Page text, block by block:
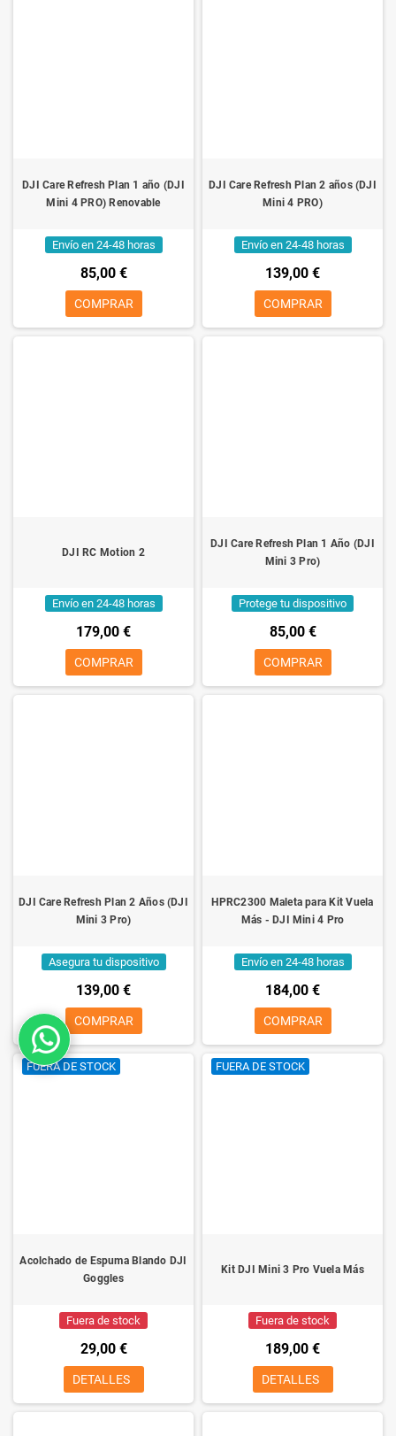
DJI Care Refresh Plan 1 año (DJI
Mini 4 PRO) Renovable
Envío en 24-48 horas
85,00 €
COMPRAR
DJI Care Refresh Plan 2 años (DJI
Mini 4 PRO)
Envío en 24-48 horas
139,00 €
COMPRAR
DJI RC Motion 2
Envío en 24-48 horas
179,00 €
COMPRAR
DJI Care Refresh Plan 1 Año (DJI
Mini 3 Pro)
Protege tu dispositivo
85,00 €
COMPRAR
DJI Care Refresh Plan 2 Años (DJI
Mini 3 Pro)
Asegura tu dispositivo
139,00 €
COMPRAR
HPRC2300 Maleta para Kit Vuela
Más - DJI Mini 4 Pro
Envío en 24-48 horas
184,00 €
COMPRAR
FUERA DE STOCK
Acolchado de Espuma Blando DJI
Goggles
Fuera de stock
29,00 €
DETALLES
FUERA DE STOCK
Kit DJI Mini 3 Pro Vuela Más
Fuera de stock
189,00 €
DETALLES